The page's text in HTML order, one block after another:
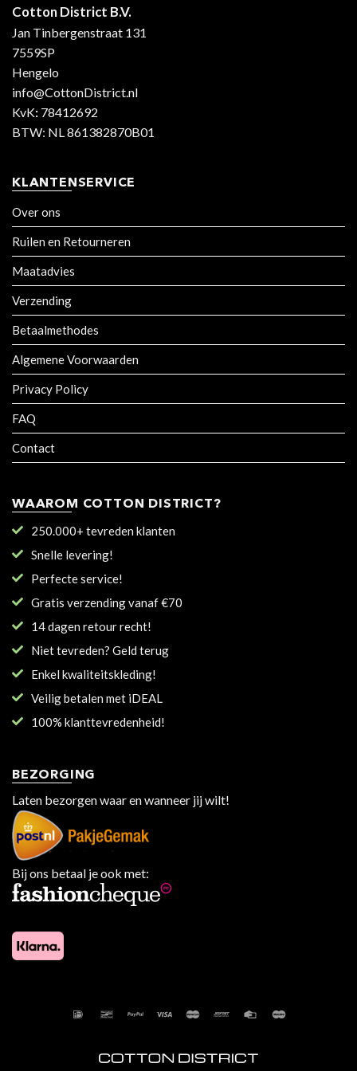
Cotton District B.V.
Jan Tinbergenstraat 131
7559SP
Hengelo
info@CottonDistrict.nl
KvK: 78412692
BTW: NL 861382870B01
KLANTENSERVICE
Over ons
Ruilen en Retourneren
Maatadvies
Verzending
Betaalmethodes
Algemene Voorwaarden
Privacy Policy
FAQ
Contact
WAAROM COTTON DISTRICT?
250.000+ tevreden klanten
Snelle levering!
Perfecte service!
Gratis verzending vanaf €70
14 dagen retour recht!
Niet tevreden? Geld terug
Enkel kwaliteitskleding!
Veilig betalen met iDEAL
100% klanttevredenheid!
BEZORGING
Laten bezorgen waar en wanneer jij wilt!
Bij ons betaal je ook met: